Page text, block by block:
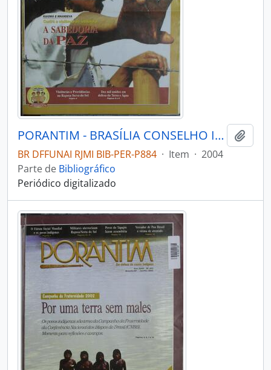
PORANTIM - BRASÍLIA CONSELHO INDIGENISTA MISSIONÁRIO - 2004 - Nº271
BR DFFUNAI RJMI BIB-PER-P884 · Item · 2004
Parte de Bibliográfico
Periódico digitalizado